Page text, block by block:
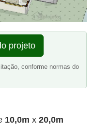
projeto
conforme normas do
10,0m x 20,0m